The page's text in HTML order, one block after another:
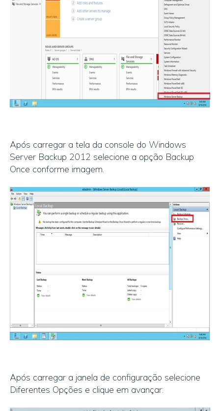
Após carregar a tela da console do Windows
Server Backup 2012 selecione a opção Backup
Once conforme imagem.
Após carregar a janela de configuração selecione
Diferentes Opções e clique em avançar: